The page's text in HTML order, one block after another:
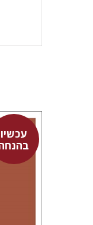
עכשיו
איהי